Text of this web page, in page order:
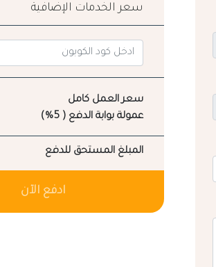
سعر الخدمات الإضافية
سعر العمل كامل
عمولة بوابة الدفع ( 5%)
المبلغ المستحق للدفع
ادفع الآن